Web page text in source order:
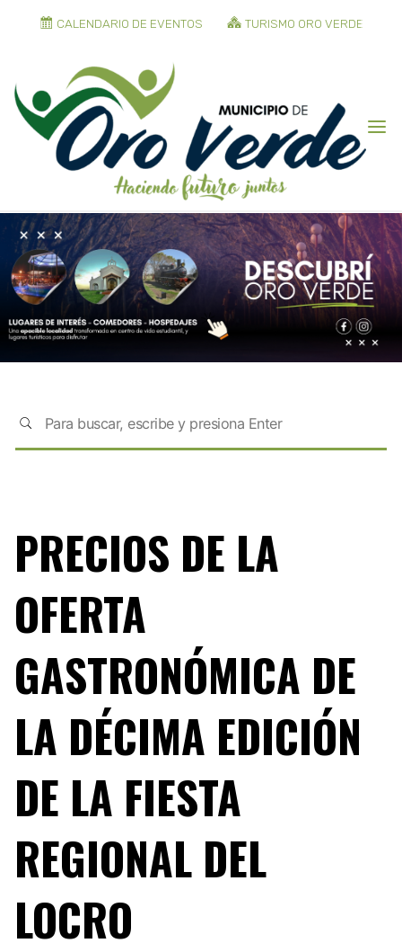
CALENDARIO DE EVENTOS TURISMO ORO VERDE
PRECIOS DE LA
OFERTA
GASTRONÓMICA DE
LA DÉCIMA EDICIÓN
DE LA FIESTA
REGIONAL DEL
LOCRO